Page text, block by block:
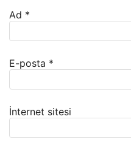
Ad *
E-posta *
İnternet sitesi